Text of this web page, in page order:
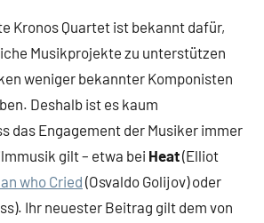
Kronos Quartet ist bekannt dafür,
Musikprojekte zu unterstützen
weniger bekannter Komponisten
Deshalb ist es kaum
das Engagement der Musiker immer
gilt – etwa bei Heat(Elliot
who Cried (Osvaldo Golijov) oder
Ihr neuester Beitrag gilt dem von